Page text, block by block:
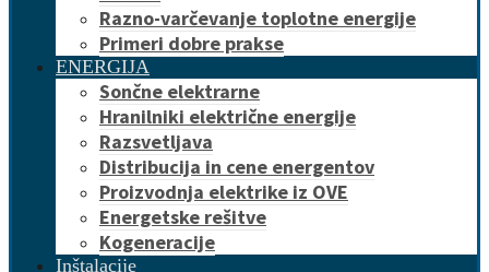
Razno-varčevanje toplotne energije
Primeri dobre prakse
ENERGIJA
Sončne elektrarne
Hranilniki električne energije
Razsvetljava
Distribucija in cene energentov
Proizvodnja elektrike iz OVE
Energetske rešitve
Kogeneracije
Inštalacije